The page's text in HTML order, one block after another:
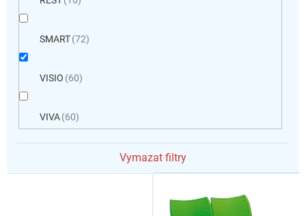
SMART 72
VISIO 60
VIVA 60
Vymazat filtry
V